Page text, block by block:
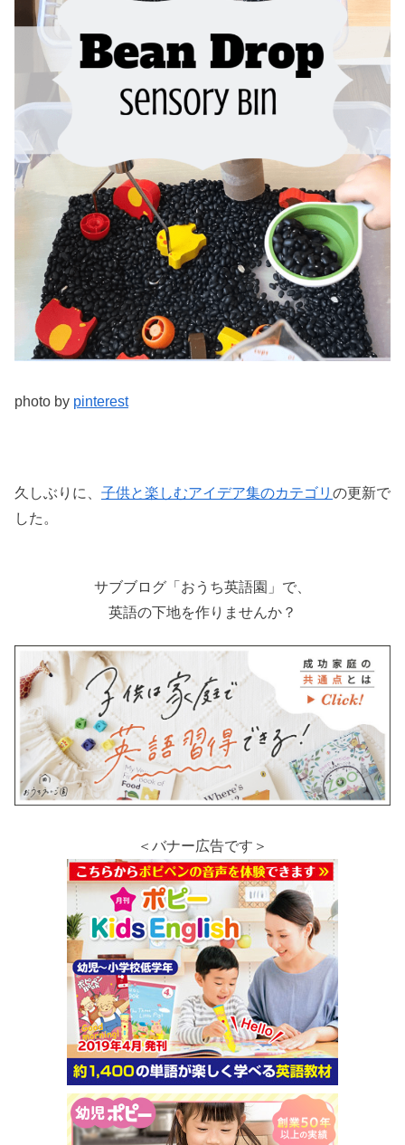
photo by pinterest
久しぶりに、 子供と楽しむアイデア集のカテゴリ の更新で
した。
サブブログ「おうち英語園」で、
英語の下地を作りませんか？
＜バナー広告です＞